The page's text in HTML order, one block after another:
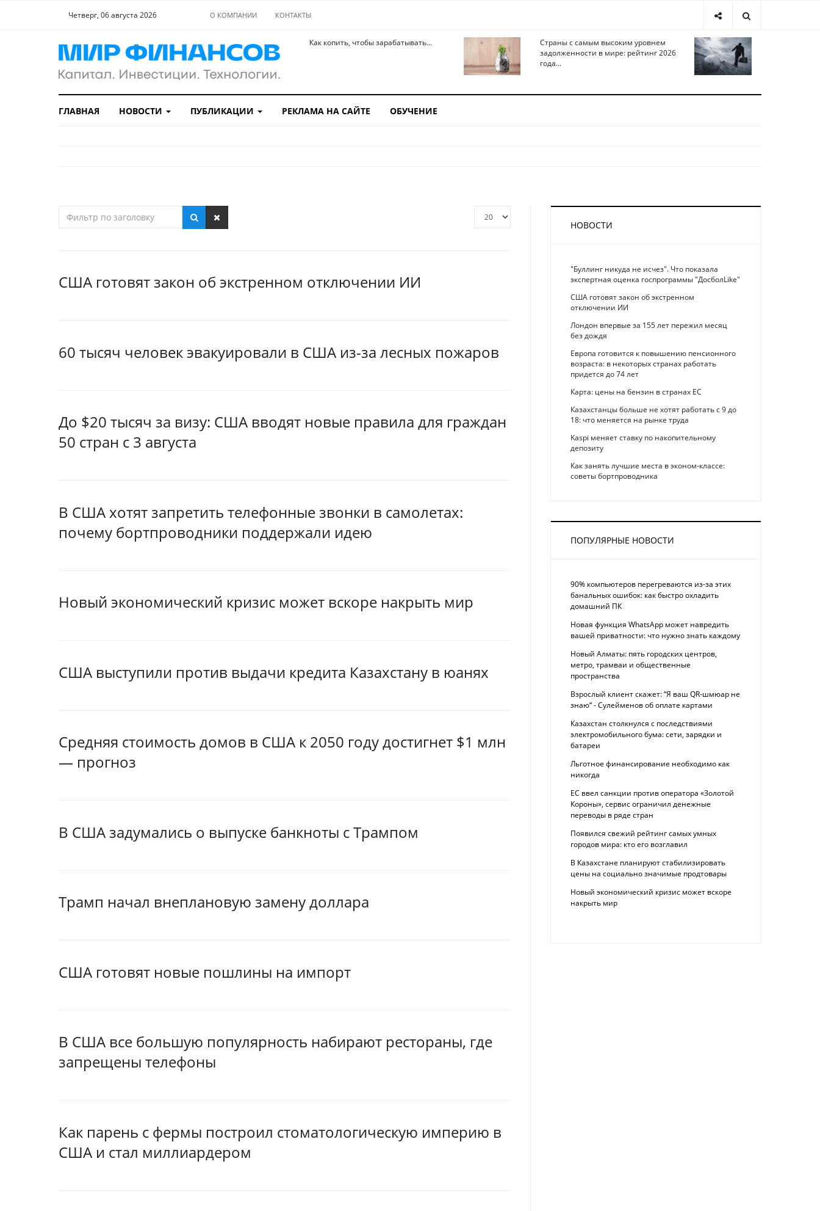
Четверг, 06 августа 2026 О КОМПАНИИ КОНТАКТЫ
Как копить, чтобы зарабатывать...
Страны с самым высоким уровнем
задолженности в мире: рейтинг 2026
года...
ГЛАВНАЯ НОВОСТИ ПУБЛИКАЦИИ РЕКЛАМА НА САЙТЕ ОБУЧЕНИЕ
США готовят закон об экстренном отключении ИИ
60 тысяч человек эвакуировали в США из-за лесных пожаров
До $20 тысяч за визу: США вводят новые правила для граждан
50 стран с 3 августа
В США хотят запретить телефонные звонки в самолетах:
почему бортпроводники поддержали идею
Новый экономический кризис может вскоре накрыть мир
США выступили против выдачи кредита Казахстану в юанях
Средняя стоимость домов в США к 2050 году достигнет $1 млн
— прогноз
В США задумались о выпуске банкноты с Трампом
Трамп начал внеплановую замену доллара
США готовят новые пошлины на импорт
В США все большую популярность набирают рестораны, где
запрещены телефоны
Как парень с фермы построил стоматологическую империю в
США и стал миллиардером
НОВОСТИ
"Буллинг никуда не исчез". Что показала
экспертная оценка госпрограммы "ДосболLike"
США готовят закон об экстренном
отключении ИИ
Лондон впервые за 155 лет пережил месяц
без дождя
Европа готовится к повышению пенсионного
возраста: в некоторых странах работать
придется до 74 лет
Карта: цены на бензин в странах ЕС
Казахстанцы больше не хотят работать с 9 до
18: что меняется на рынке труда
Kaspi меняет ставку по накопительному
депозиту
Как занять лучшие места в эконом-классе:
советы бортпроводника
ПОПУЛЯРНЫЕ НОВОСТИ
90% компьютеров перегреваются из-за этих
банальных ошибок: как быстро охладить
домашний ПК
Новая функция WhatsApp может навредить
вашей приватности: что нужно знать каждому
Новый Алматы: пять городских центров,
метро, трамваи и общественные
пространства
Взрослый клиент скажет: “Я ваш QR-шмюар не
знаю“ - Сулейменов об оплате картами
Казахстан столкнулся с последствиями
электромобильного бума: сети, зарядки и
батареи
Льготное финансирование необходимо как
никогда
ЕС ввел санкции против оператора «Золотой
Короны», сервис ограничил денежные
переводы в ряде стран
Появился свежий рейтинг самых умных
городов мира: кто его возглавил
В Казахстане планируют стабилизировать
цены на социально значимые продтовары
Новый экономический кризис может вскоре
накрыть мир